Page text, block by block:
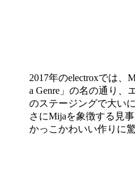
2017年のelectroxでは、
a Genre」の名の通り、
のステージングで大い
さにMijaを象徴する見
かっこかわいい作りに